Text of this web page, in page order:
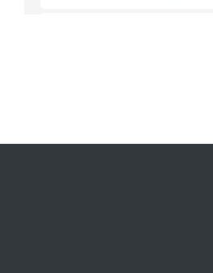
088 - AL GHAASYIYAH